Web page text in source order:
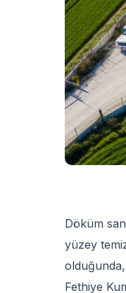
Döküm
yüzey
Fethiye